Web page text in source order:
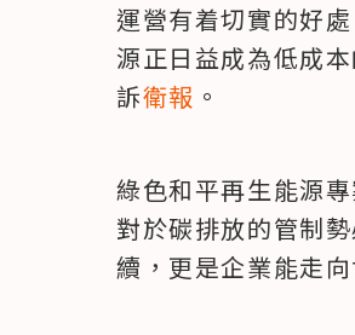
運營有着切實的好
源正日益成為低成
訴衛報 。
綠色和平再生能源
對於碳排放的管制
續，更是企業能走